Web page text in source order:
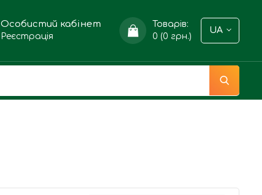
Особистий кабінет
Реєстрація
Товарів:
0 (0 грн.)
UA